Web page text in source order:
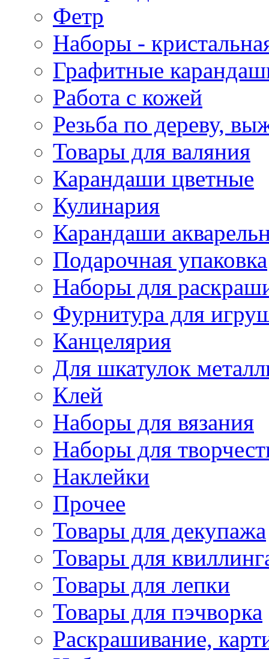
Фетр
Наборы -
Графитные
Работа с кожей
Резьба по дереву,
Товары для валяния
Карандаши цветные
Кулинария
Карандаши
Подарочная упаковка
Наборы для
Фурнитура для
Канцелярия
Для шкатулок
Клей
Наборы для вязания
Наборы для
Наклейки
Прочее
Товары для декупажа
Товары для
Товары для лепки
Товары для пэчворка
Раскрашивание,